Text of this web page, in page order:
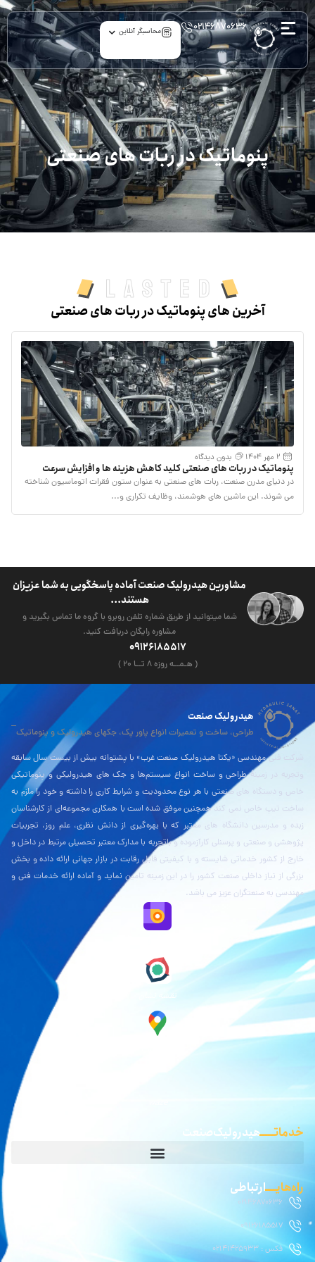
۰۲۱۴۶۸۷۰۶۳۶ محاسبگر آنلاین
archive
پنوماتیک در ربات‌ های صنعتی
Lasted
آخرین های پنوماتیک در ربات‌ های صنعتی
2 مهر 1404 بدون دیدگاه
پنوماتیک در ربات‌ های صنعتی کلید کاهش هزینه‌ ها و افزایش سرعت
در دنیای مدرن صنعت، ربات های صنعتی به عنوان ستون فقرات اتوماسیون شناخته
می شوند. این ماشین های هوشمند، وظایف تکراری و...
مشاورین هیدرولیک صنعت آماده پاسخگویی به شما عزیزان
هستند...
شما میتوانید از طریق شماره تلفن روبرو با گروه ما تماس بگیرید و
مشاوره رایگان دریافت کنید.
09126185517
( هـمــه روزه ۸ تــا ۲۰ )
هیدرولیک صنعت
طراحی، ساخت و تعمیرات انواع پاور پک، جکهای هیدرولیک و پنوماتیک
شرکت فنی مهندسی «یکتا هیدرولیک صنعت غرب» با پشتوانه بیش از بیست سال سابقه
وتجربه در زمینۀ طراحی و ساخت انواع سیستم‌ها و جک های هیدرولیکی و پنوماتیکی
خاص و دستگاه های صنعتی با هر نوع محدودیت و شرایط کاری را داشته و خود را ملزم به
ساخت تیپ خاص نمی کند همچنین موفق شده است با همکاری مجموعه‌ای از کارشناسان
زبده و مدرسین دانشگاه های معتبر که با بهره‌گیری از دانش نظری، علم روز، تجربیات
پژوهشی و صنعتی و پرسنلی کارآزموده و باتجربه با مدارک معتبر تحصیلی مرتبط در داخل و
خارج از کشور خدماتی شایسته و با کیفیتی قابل رقابت در بازار جهانی ارائه داده و بخش
بزرگی از نیاز داخلی صنعت کشور را در این زمینه تامین نماید و آماده ارائه خدمات فنی و
مهندسی به صنعتگران عزیز می باشد.
نقشه نشان
خدماتـــــهیدرولیک صنعت
راه‌هایــــارتباطی
02146870636
09126185517
فکس : 02141425933